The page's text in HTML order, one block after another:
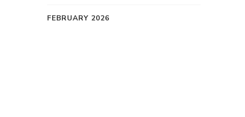
FEBRUARY 2026